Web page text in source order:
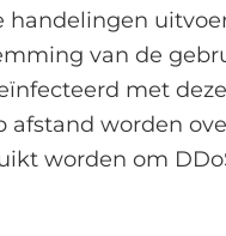
van de
met
worden
worden om